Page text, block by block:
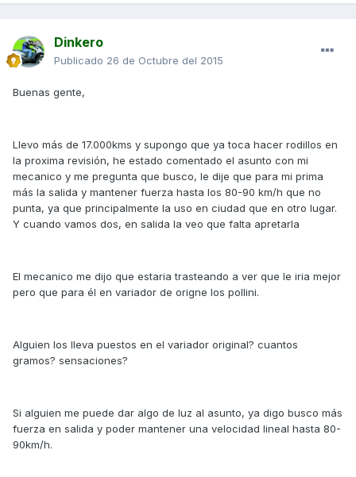
Dinkero
Publicado 26 de Octubre del 2015
Buenas gente,
Llevo más de 17.000kms y supongo que ya toca hacer rodillos en
la proxima revisión, he estado comentado el asunto con mi
mecanico y me pregunta que busco, le dije que para mi prima
más la salida y mantener fuerza hasta los 80-90 km/h que no
punta, ya que principalmente la uso en ciudad que en otro lugar.
Y cuando vamos dos, en salida la veo que falta apretarla
El mecanico me dijo que estaria trasteando a ver que le iria mejor
pero que para él en variador de origne los pollini.
Alguien los lleva puestos en el variador original? cuantos
gramos? sensaciones?
Si alguien me puede dar algo de luz al asunto, ya digo busco más
fuerza en salida y poder mantener una velocidad lineal hasta 80-
90km/h.